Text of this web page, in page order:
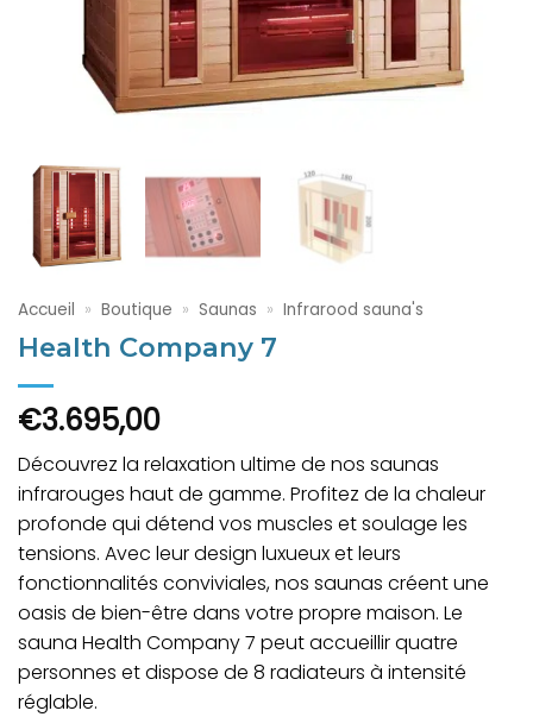
Accueil » Boutique » Saunas » Infrarood sauna's
Health Company 7
€3.695,00
Découvrez la relaxation ultime de nos saunas
infrarouges haut de gamme. Profitez de la chaleur
profonde qui détend vos muscles et soulage les
tensions. Avec leur design luxueux et leurs
fonctionnalités conviviales, nos saunas créent une
oasis de bien-être dans votre propre maison. Le
sauna Health Company 7 peut accueillir quatre
personnes et dispose de 8 radiateurs à intensité
réglable.